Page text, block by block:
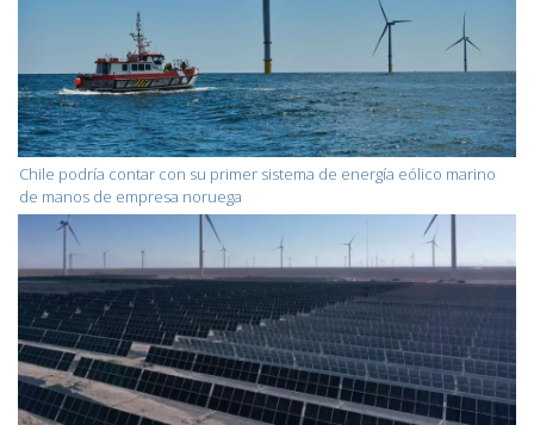
Chile podría contar con su primer sistema de energía eólico marino
de manos de empresa noruega